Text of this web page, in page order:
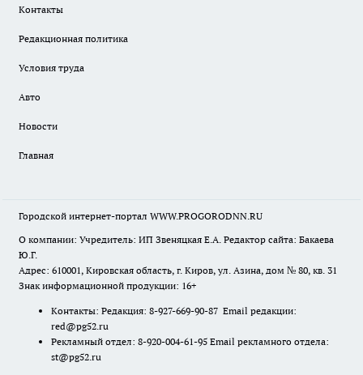
Контакты
Редакционная политика
Условия труда
Авто
Новости
Главная
Городской интернет-портал WWW.PROGORODNN.RU
О компании: Учредитель: ИП Звеняцкая Е.А. Редактор сайта: Бакаева
Ю.Г.
Адрес: 610001, Кировская область, г. Киров, ул. Азина, дом № 80, кв. 31
Знак информационной продукции: 16+
Контакты: Редакция: 8-927-669-90-87 Email редакции:
red@pg52.ru
Рекламный отдел: 8-920-004-61-95 Email рекламного отдела:
st@pg52.ru